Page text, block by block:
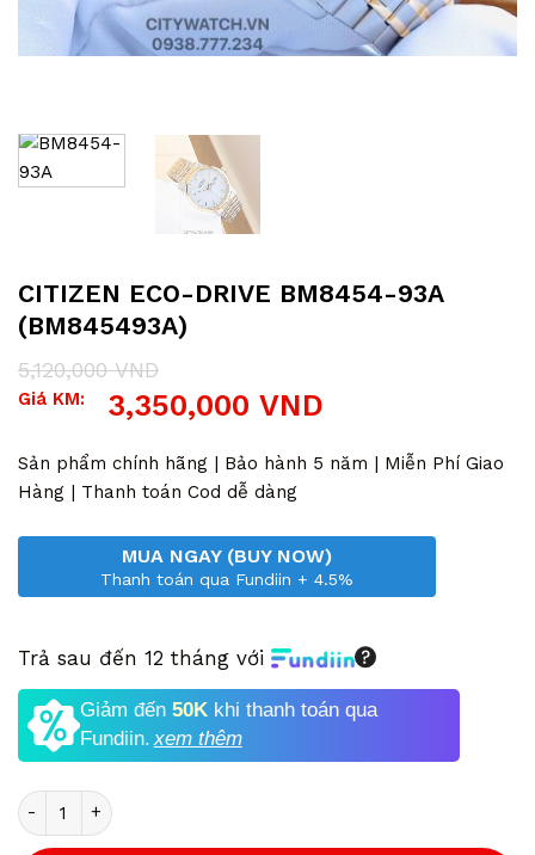
CITIZEN ECO-DRIVE BM8454-93A
(BM845493A)
5,120,000VND
Giá
5,120,000 VND.
3,350,000 VND
Giá
là:
3,350,000 VND.
Giá KM:
Sản phẩm chính hãng | Bảo hành 5 năm | Miễn Phí Giao
Hàng | Thanh toán Cod dễ dàng
MUA NGAY (BUY NOW)
Thanh toán qua Fundiin + 4.5%
Trả sau đến 12 tháng với
Giảm đến 50K khi thanh toán qua
Fundiin.xem thêm
Số lượng